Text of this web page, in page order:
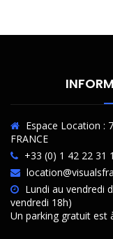
Espace Location :
FRANCE
+33 (0) 1 42 22 31
Lundi au vendredi
vendredi 18h)
Un parking gratuit est